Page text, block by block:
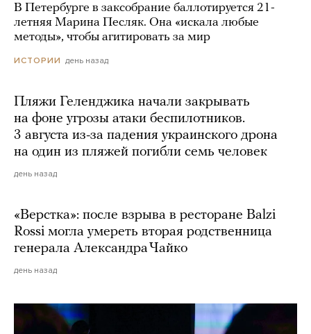
В Петербурге в заксобрание баллотируется 21-
летняя Марина Песляк. Она «искала любые
методы», чтобы агитировать за мир
ИСТОРИИ день назад
Пляжи Геленджика начали закрывать
на фоне угрозы атаки беспилотников.
3 августа из-за падения украинского дрона
на один из пляжей погибли семь человек
день назад
«Верстка»: после взрыва в ресторане Balzi
Rossi могла умереть вторая родственница
генерала Александра Чайко
день назад